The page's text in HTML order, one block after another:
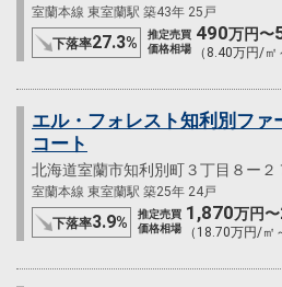
室蘭本線 東室蘭駅 築43年 25戸
下落率27.3%
推定売買
価格相場
490万円〜
（8.40万円/
エル・フォレスト知利別ファ
コート
北海道室蘭市知利別町３丁目８ー２
室蘭本線 東室蘭駅 築25年 24戸
下落率3.9%
推定売買
価格相場
1,870万円〜
（18.70万円/㎡